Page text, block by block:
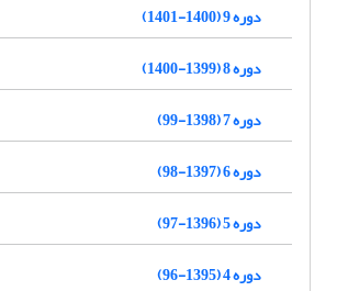
دوره 9 (1400-1401)
دوره 8 (1399-1400)
دوره 7 (1398-99)
دوره 6 (1397-98)
دوره 5 (1396-97)
دوره 4 (1395-96)